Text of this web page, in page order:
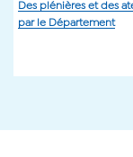
Des plénières et des
par le Département